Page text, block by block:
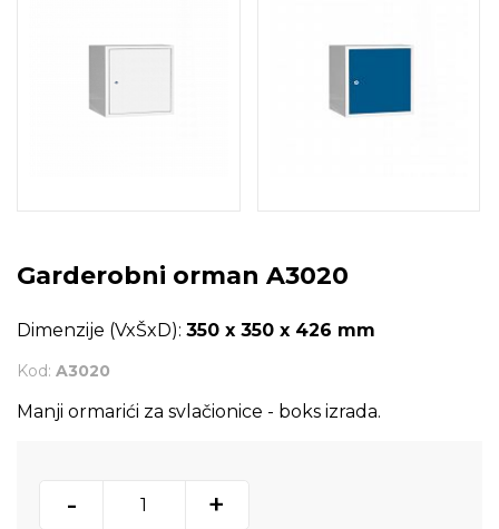
Garderobni orman A3020
Dimenzije (VxŠxD): 350 x 350 x 426 mm
Kod: A3020
Manji ormarići za svlačionice - boks izrada.
- +